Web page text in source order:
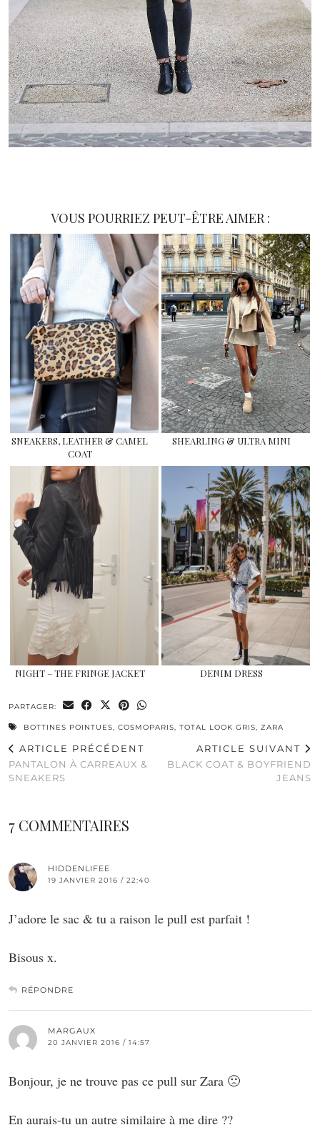
VOUS POURRIEZ PEUT-ÊTRE AIMER :
SNEAKERS, LEATHER & CAMEL
COAT
SHEARLING & ULTRA MINI
NIGHT – THE FRINGE JACKET DENIM DRESS
PARTAGER:
BOTTINES POINTUES, COSMOPARIS, TOTAL LOOK GRIS, ZARA
ARTICLE PRÉCÉDENT
PANTALON À CARREAUX &
SNEAKERS
ARTICLE SUIVANT
BLACK COAT & BOYFRIEND
JEANS
7 COMMENTAIRES
HIDDENLIFEE
19 JANVIER 2016 / 22:40
J’adore le sac & tu a raison le pull est parfait !
Bisous x.
RÉPONDRE
MARGAUX
20 JANVIER 2016 / 14:57
Bonjour, je ne trouve pas ce pull sur Zara 🙁
En aurais-tu un autre similaire à me dire ??